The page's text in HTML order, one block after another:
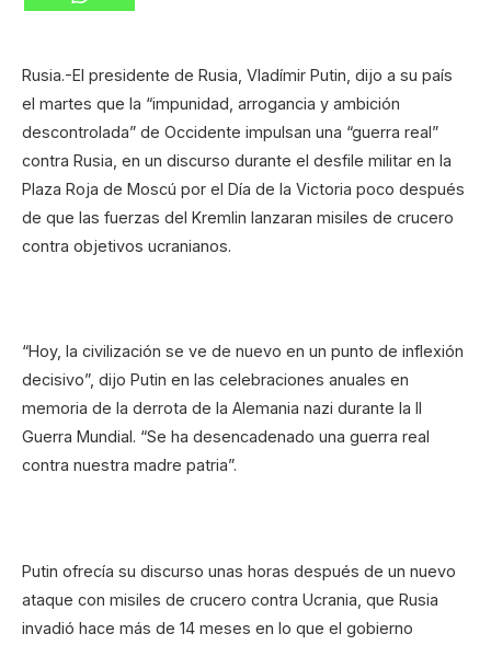
Rusia.-El presidente de Rusia, Vladímir Putin, dijo a su país
el martes que la “impunidad, arrogancia y ambición
descontrolada” de Occidente impulsan una “guerra real”
contra Rusia, en un discurso durante el desfile militar en la
Plaza Roja de Moscú por el Día de la Victoria poco después
de que las fuerzas del Kremlin lanzaran misiles de crucero
contra objetivos ucranianos.
“Hoy, la civilización se ve de nuevo en un punto de inflexión
decisivo”, dijo Putin en las celebraciones anuales en
memoria de la derrota de la Alemania nazi durante la II
Guerra Mundial. “Se ha desencadenado una guerra real
contra nuestra madre patria”.
Putin ofrecía su discurso unas horas después de un nuevo
ataque con misiles de crucero contra Ucrania, que Rusia
invadió hace más de 14 meses en lo que el gobierno